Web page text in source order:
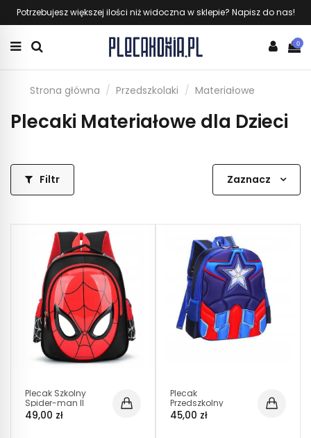
Potrzebujesz większej ilości niż widoczna w sklepie? Napisz do nas!
0
Strona główna Przedszkolaki Materiałowe
Plecaki Materiałowe dla Dzieci
Filtr Zaznacz
Plecak Szkolny
Spider-man II
(D100)
49,00 zł
Plecak
Przedszkolny
Szkolny Kapitan II
I098 S
45,00 zł